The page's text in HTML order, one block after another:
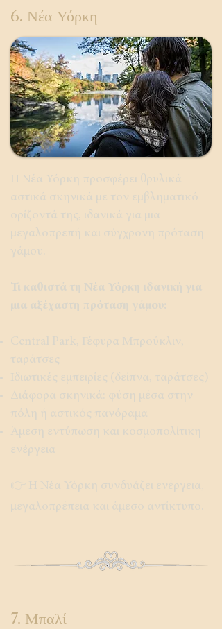
6. Νέα Υόρκη
Η Νέα Υόρκη προσφέρει θρυλικά
αστικά σκηνικά με τον εμβληματικό
ορίζοντά της, ιδανικά για μια
μεγαλοπρεπή και σύγχρονη πρόταση
γάμου.
Τι καθιστά τη Νέα Υόρκη ιδανική για
μια αξέχαστη πρόταση γάμου:
Central Park, Γέφυρα Μπρούκλιν,
ταράτσες
Ιδιωτικές εμπειρίες (δείπνα, ταράτσες)
Διάφορα σκηνικά: φύση μέσα στην
πόλη ή αστικός πανόραμα
Άμεση εντύπωση και κοσμοπολίτικη
ενέργεια
👉 Η Νέα Υόρκη συνδυάζει ενέργεια,
μεγαλοπρέπεια και άμεσο αντίκτυπο.
7. Μπαλί